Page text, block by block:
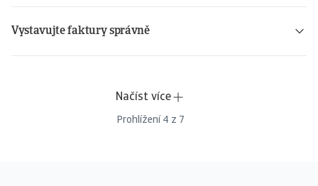
Vystavujte faktury správně
Načíst více
Prohlížení 4 z 7